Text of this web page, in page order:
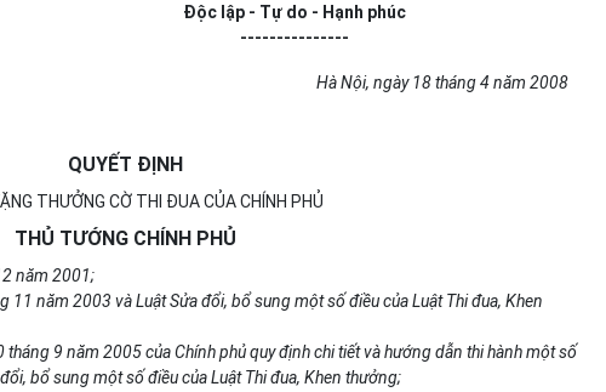
Độc lập - Tự do - Hạnh phúc
---------------
Hà Nội, ngày 18 tháng 4 năm 2008
QUYẾT ĐỊNH
THƯỞNG CỜ THI ĐUA CỦA CHÍNH PHỦ
THỦ TƯỚNG CHÍNH PHỦ
năm 2001;
11 năm 2003 và Luật Sửa đổi, bổ sung một số điều của Luật Thi đua, Khen
tháng 9 năm 2005 của Chính phủ quy định chi tiết và hướng dẫn thi hành một số
bổ sung một số điều của Luật Thi đua, Khen thưởng;